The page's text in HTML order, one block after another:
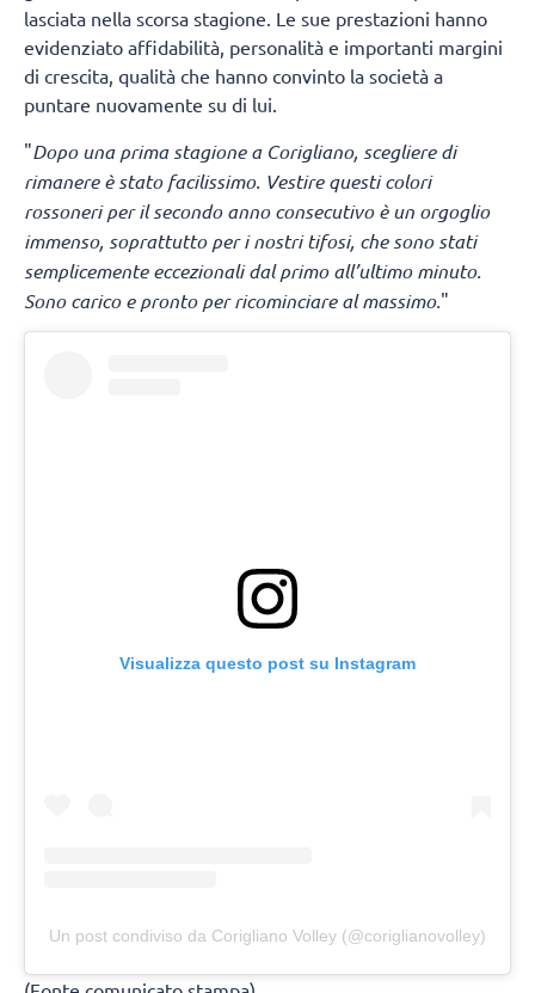
lasciata nella scorsa stagione. Le sue prestazioni hanno
evidenziato affidabilità, personalità e importanti margini
di crescita, qualità che hanno convinto la società a
puntare nuovamente su di lui.
"Dopo una prima stagione a Corigliano, scegliere di
rimanere è stato facilissimo. Vestire questi colori
rossoneri per il secondo anno consecutivo è un orgoglio
immenso, soprattutto per i nostri tifosi, che sono stati
semplicemente eccezionali dal primo all’ultimo minuto.
Sono carico e pronto per ricominciare al massimo."
Visualizza questo post su Instagram
Un post condiviso da Corigliano Volley (@coriglianovolley)